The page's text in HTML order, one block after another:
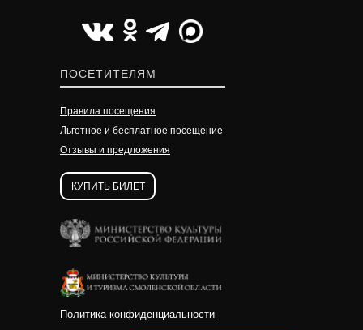
УЗНАТЬ ПОДРОБНЕЕ
ПОСЕТИТЕЛЯМ
Правила посещения
Льготное и бесплатное посещение
Отзывы и предложения
КУПИТЬ БИЛЕТ
Политика конфиденциальности